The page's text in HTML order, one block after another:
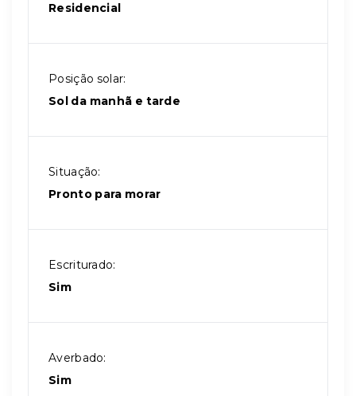
Residencial
Posição solar:
Sol da manhã e tarde
Situação:
Pronto para morar
Escriturado:
Sim
Averbado:
Sim